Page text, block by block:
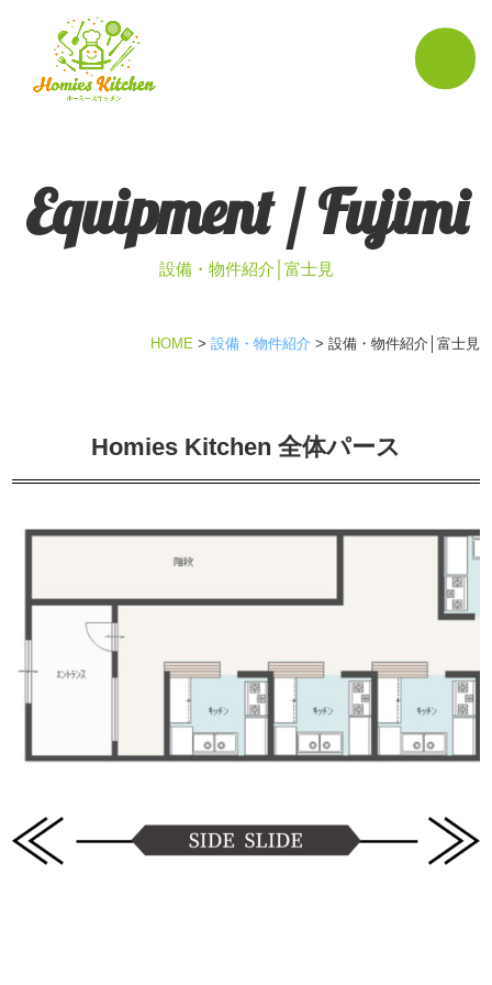
Equipment / Fujimi
設備・物件紹介│富士見
HOME > 設備・物件紹介 > 設備・物件紹介│富士見
Homies Kitchen 全体パース